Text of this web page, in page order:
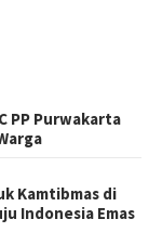
PP Purwakarta
Kamtibmas di
Indonesia Emas